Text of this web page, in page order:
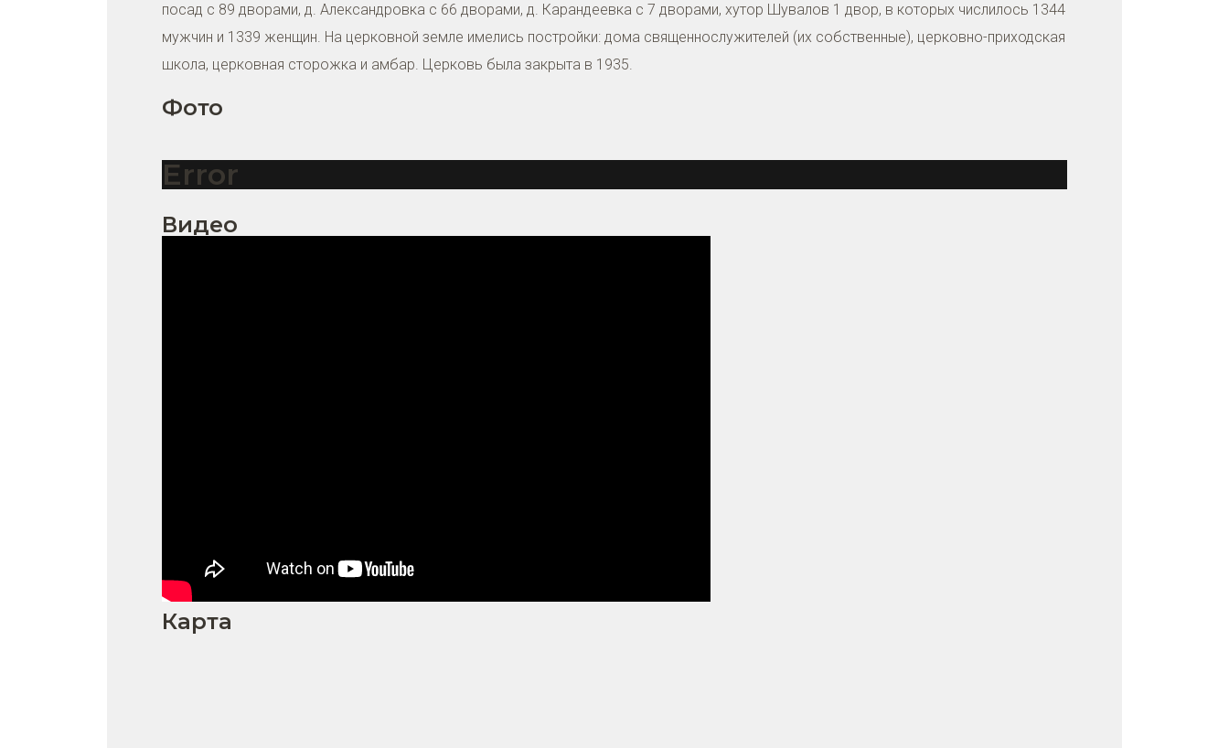
посад с 89 дворами, д. Александровка с 66 дворами, д. Карандеевка с 7 дворами, хутор Шувалов 1 двор, в которых числилось 1344
мужчин и 1339 женщин. На церковной земле имелись постройки: дома священнослужителей (их собственные), церковно-приходская
школа, церковная сторожка и амбар. Церковь была закрыта в 1935.
Фото
Error
Видео
Карта